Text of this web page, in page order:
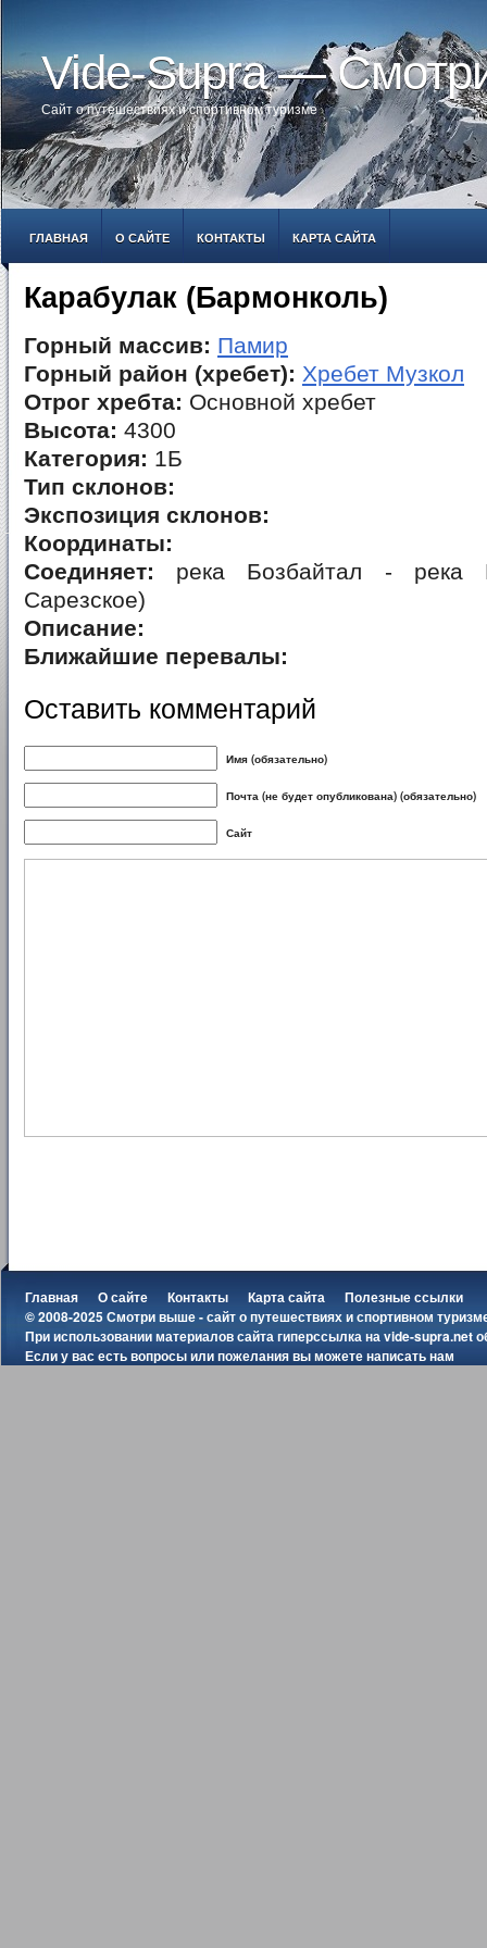
Vide-Supra —
Сайт о путешествиях и спортивном туризме
ГЛАВНАЯ О САЙТЕ КОНТАКТЫ КАРТА САЙТА
Карабулак (Бармонколь)
Горный массив: Памир
Горный район (хребет): Хребет Музкол
Отрог хребта: Основной хребет
Высота: 4300
Категория: 1Б
Тип склонов:
Экспозиция склонов:
Координаты:
Соединяет: река Бозбайтал - река
Сарезское)
Описание:
Ближайшие перевалы:
Оставить комментарий
Имя (обязательно)
Почта (не будет опубликована) (обязательно)
Сайт
Главная О сайте Контакты Карта сайта
Полезные ссылки
© 2008-2025 Смотри выше - сайт о путешествиях и спортивном
При использовании материалов сайта гиперссылка наvide-supra.net
Если у вас есть вопросы или пожелания вы можетенаписать нам